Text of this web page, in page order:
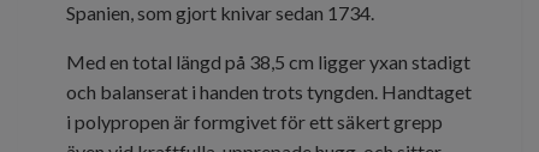
Spanien, som gjort knivar sedan 1734.
Med en total längd på 38,5 cm ligger yxan stadigt
och balanserat i handen trots tyngden. Handtaget
i polypropen är formgivet för ett säkert grepp